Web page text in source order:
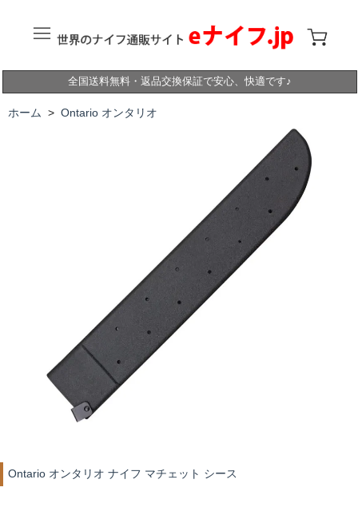
全国送料無料・返品交換保証で安心、快適です♪
ホーム > Ontario オンタリオ
Ontario オンタリオ ナイフ マチェット シース